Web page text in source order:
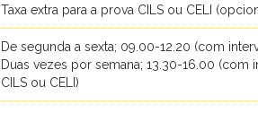
Taxa extra para a prova CILS ou CELI
De segunda a sexta; 09.00-12.20 (com
Duas vezes por semana; 13.30-16.00 (com
CILS ou CELI)